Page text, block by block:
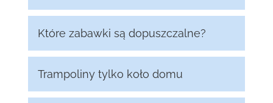
Które zabawki są dopuszczalne?
Trampoliny tylko koło domu